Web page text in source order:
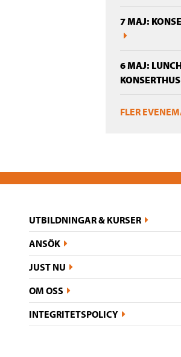
7 MAJ:
6 MAJ:
KONSERTHUS
FLER
UTBILDNINGAR & KURSER
ANSÖK
JUST NU
OM OSS
INTEGRITETSPOLICY